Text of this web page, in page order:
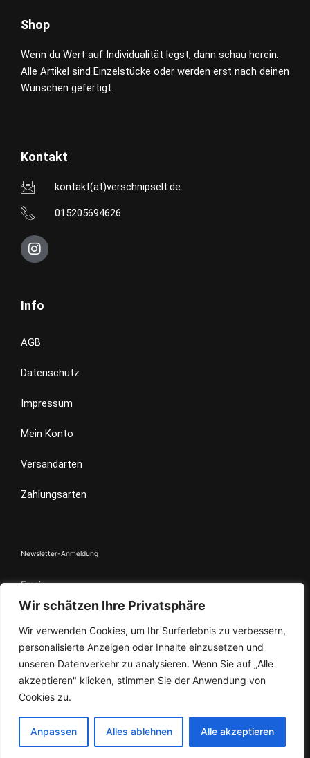
Wir schätzen Ihre Privatsphäre
Wir verwenden Cookies, um Ihr Surferlebnis zu verbessern,
personalisierte Anzeigen oder Inhalte einzusetzen und
unseren Datenverkehr zu analysieren. Wenn Sie auf „Alle
akzeptieren" klicken, stimmen Sie der Anwendung von
Cookies zu.
Anpassen Alles ablehnen Alle akzeptieren
Shop
Wenn du Wert auf Individualität legst, dann schau herein.
Alle Artikel sind Einzelstücke oder werden erst nach deinen
Wünschen gefertigt.
Kontakt
kontakt(at)verschnipselt.de
015205694626
I
n
a
g
a
Info
AGB
Datenschutz
Impressum
Mein Konto
Versandarten
Zahlungsarten
Newsletter-Anmeldung
Email
Indem Du fortfährst, akzeptierst Du unsere
Datenschutzerklärung.